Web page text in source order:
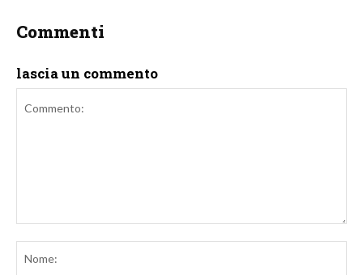
Commenti
lascia un commento